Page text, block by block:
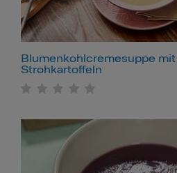
Blumenkohlcremesuppe
Strohkartoffeln